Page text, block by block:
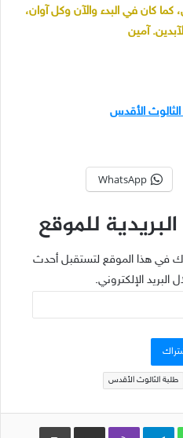
كما كان في البدء والآن وكل آوان،
آمين
الأقدس
WhatsApp
للموقع
في هذا الموقع لتستقبل أحدث
الإلكتروني.
طلبة الثالوث الأقدس
WhatsApp
Telegram
Viber مشاركة عبر البريد طباعة